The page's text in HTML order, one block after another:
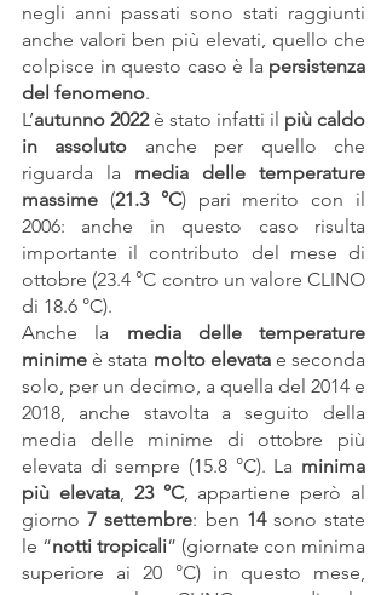
negli anni passati sono stati raggiunti
anche valori ben più elevati, quello che
colpisce in questo caso è la persistenza
del fenomeno.
L’autunno 2022 è stato infatti il più caldo
in assoluto anche per quello che
riguarda la media delle temperature
massime (21.3 °C) pari merito con il
2006: anche in questo caso risulta
importante il contributo del mese di
ottobre (23.4 °C contro un valore CLINO
di 18.6 °C).
Anche la media delle temperature
minime è stata molto elevata e seconda
solo, per un decimo, a quella del 2014 e
2018, anche stavolta a seguito della
media delle minime di ottobre più
elevata di sempre (15.8 °C). La minima
più elevata, 23 °C, appartiene però al
giorno 7 settembre: ben 14 sono state
le “notti tropicali” (giornate con minima
superiore ai 20 °C) in questo mese,